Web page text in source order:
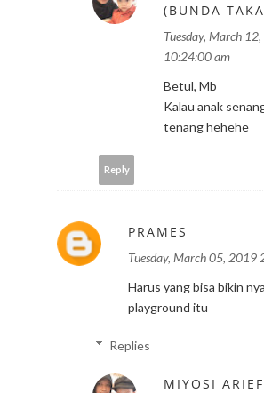
(BUNDA
Tuesday, March
10:24:00 am
Betul, Mb
Kalau anak
tenang hehehe
Reply
PRAMES
Tuesday, March 05, 2019
Harus yang bisa bikin
playground itu
Replies
MIYOSI